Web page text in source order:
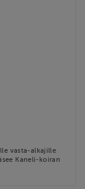
vasta-alkajille
Kaneli-koiran